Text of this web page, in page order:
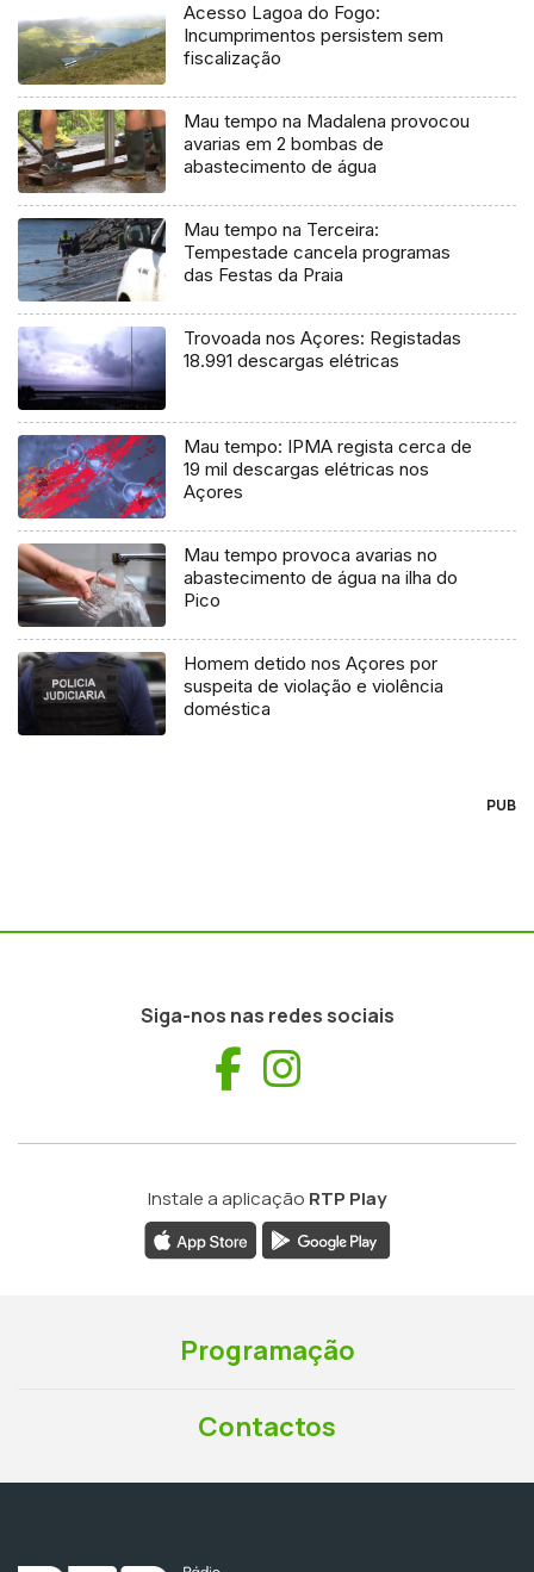
Acesso Lagoa do Fogo:
Incumprimentos persistem sem
fiscalização
Mau tempo na Madalena provocou
avarias em 2 bombas de
abastecimento de água
Mau tempo na Terceira:
Tempestade cancela programas
das Festas da Praia
Trovoada nos Açores: Registadas
18.991 descargas elétricas
Mau tempo: IPMA regista cerca de
19 mil descargas elétricas nos
Açores
Mau tempo provoca avarias no
abastecimento de água na ilha do
Pico
Homem detido nos Açores por
suspeita de violação e violência
doméstica
PUB
Siga-nos nas redes sociais
Facebook
Instale a aplicação RTP Play
Programação
Contactos